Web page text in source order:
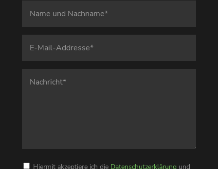
Hiermit akzeptiere ich die Datenschutzerklärung und